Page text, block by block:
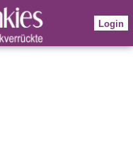
Login